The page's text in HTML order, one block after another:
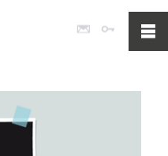
Poczta